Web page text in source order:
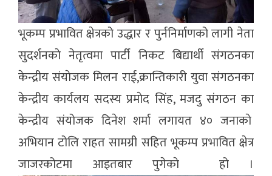
भूकम्प प्रभावित क्षेत्रको उद्धार र पुर्ननिर्माणको लागी नेता
सुदर्शनकाे नेतृत्वमा पार्टी निकट बिद्यार्थी संगठनका
केन्द्रीय संयाेजक मिलन राई,क्रान्तिकारी युवा संगठनका
केन्द्रीय कार्यलय सदस्य प्रमाेद सिंह, मजदु संगठन का
केन्द्रीय संयोजक दिनेश शर्मा लगायत ४० जनाकाे
अभियान टोलि राहत सामग्री सहित भूकम्प प्रभावित क्षेत्र
जाजरकोटमा आइतबार पुगेकाे हो ।